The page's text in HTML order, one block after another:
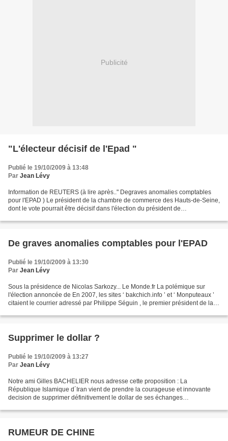
Publicité
"L'électeur décisif de l'Epad "
Publié le 19/10/2009 à 13:48
Par Jean Lévy
Information de REUTERS (à lire après.." Degraves anomalies comptables
pour l'EPAD ) Le président de la chambre de commerce des Hauts-de-Seine,
dont le vote pourrait être décisif dans l'élection du président de
De graves anomalies comptables pour l'EPAD
Publié le 19/10/2009 à 13:30
Par Jean Lévy
Sous la présidence de Nicolas Sarkozy... Le Monde.fr La polémique sur
l'élection annoncée de En 2007, les sites ‘ bakchich.info ’ et ‘ Monputeaux ’
citaient le courrier adressé par Philippe Séguin , le premier président de la
Supprimer le dollar ?
Publié le 19/10/2009 à 13:27
Par Jean Lévy
Notre ami Gilles BACHELIER nous adresse cette proposition : La
République Islamique d´Iran vient de prendre la courageuse et innovante
decision de supprimer définitivement le dollar de ses échanges
RUMEUR DE CHINE